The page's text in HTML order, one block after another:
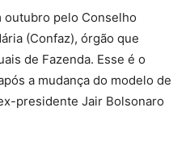
outubro pelo Conselho
(Confaz), órgão que
de Fazenda. Esse é o
a mudança do modelo de
presidente Jair Bolsonaro